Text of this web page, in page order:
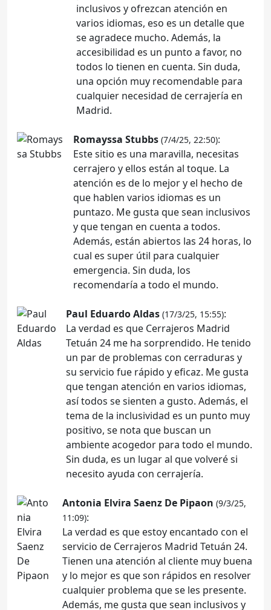
inclusivos y ofrezcan atención en
varios idiomas, eso es un detalle que
se agradece mucho. Además, la
accesibilidad es un punto a favor, no
todos lo tienen en cuenta. Sin duda,
una opción muy recomendable para
cualquier necesidad de cerrajería en
Madrid.
Romayssa Stubbs (7/4/25, 22:50):
Este sitio es una maravilla, necesitas
cerrajero y ellos están al toque. La
atención es de lo mejor y el hecho de
que hablen varios idiomas es un
puntazo. Me gusta que sean inclusivos
y que tengan en cuenta a todos.
Además, están abiertos las 24 horas, lo
cual es super útil para cualquier
emergencia. Sin duda, los
recomendaría a todo el mundo.
Paul Eduardo Aldas (17/3/25, 15:55):
La verdad es que Cerrajeros Madrid
Tetuán 24 me ha sorprendido. He tenido
un par de problemas con cerraduras y
su servicio fue rápido y eficaz. Me gusta
que tengan atención en varios idiomas,
así todos se sienten a gusto. Además, el
tema de la inclusividad es un punto muy
positivo, se nota que buscan un
ambiente acogedor para todo el mundo.
Sin duda, es un lugar al que volveré si
necesito ayuda con cerrajería.
Antonia Elvira Saenz De Pipaon (9/3/25,
11:09):
La verdad es que estoy encantado con el
servicio de Cerrajeros Madrid Tetuán 24.
Tienen una atención al cliente muy buena
y lo mejor es que son rápidos en resolver
cualquier problema que se les presente.
Además, me gusta que sean inclusivos y